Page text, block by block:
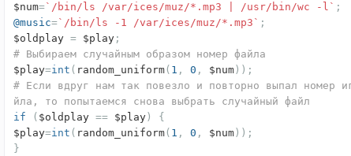
$num=`/bin/ls /var/ices/muz/*.mp3 | /usr/bin/wc -l` ;
@music=`/bin/ls -1 /var/ices/muz/*.mp3` ;
$oldplay = $play ;
# Выбираем случайным образом номер файла
$play=int ( random_uniform( 1 , 0 , $num ));
# Если вдруг нам так повезло и повторно выпал номер
йла, то попытаемся снова выбрать случайный файл
if
( $oldplay == $play )
{
$play=int ( random_uniform( 1 , 0 , $num ));
}